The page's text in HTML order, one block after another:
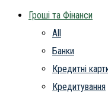
Гроші та Фінанси
All
Банки
Кредитні
Кредитування